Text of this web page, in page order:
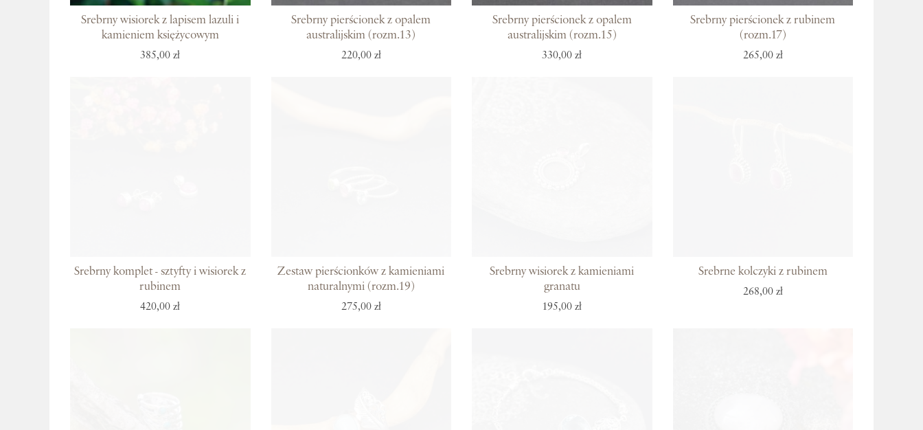
Magia kamieni
Po męsku
Woreczki na biżuterię
Srebrny wisiorek z lapisem lazuli i
kamieniem księżycowym
385,00 zł
Srebrny pierścionek z opalem
australijskim (rozm.13)
220,00 zł
Srebrny pierścionek z opalem
australijskim (rozm.15)
330,00 zł
Srebrny pierścionek z rubinem
(rozm.17)
265,00 zł
Srebrny komplet - sztyfty i wisiorek z
rubinem
420,00 zł
Zestaw pierścionków z kamieniami
naturalnymi (rozm.19)
275,00 zł
Srebrny wisiorek z kamieniami
granatu
195,00 zł
Srebrne kolczyki z rubinem
268,00 zł